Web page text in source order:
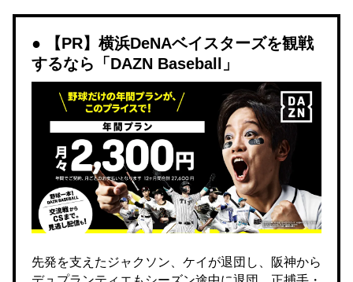
【PR】横浜DeNAベイスターズを観戦
するなら「DAZN Baseball」
先発を支えたジャクソン、ケイが退団し、阪神から